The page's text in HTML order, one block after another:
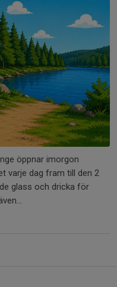
öppnar imorgon
varje dag fram till den 2
glass och dricka för